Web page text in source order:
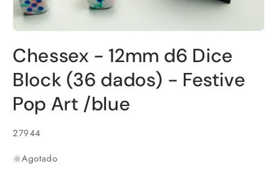
multimedia
1
en
una
ventana
modal
Chessex - 12mm d6 Dice
Block (36 dados) - Festive
Pop Art /blue
SKU:
27944
Agotado